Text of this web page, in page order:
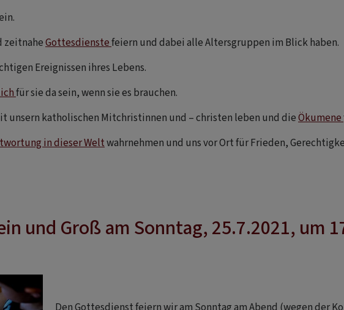
zeitnaheGottesdienstefeiern und dabei alle Altersgruppen im Blick haben.
Ereignissen ihres Lebens.
für sie da sein, wenn sie es brauchen.
unsern katholischen Mitchristinnen und – christen leben und dieÖkumene
in dieser Weltwahrnehmen und uns vor Ort für Frieden,
und Groß am Sonntag, 25.7.2021, um
Den Gottesdienst feiern wir am Sonntag am Abend (wegen der